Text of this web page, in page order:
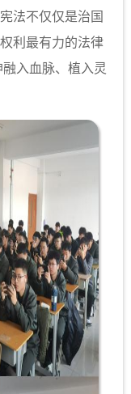
法不仅仅是治国
利最有力的法律
入血脉、植入灵